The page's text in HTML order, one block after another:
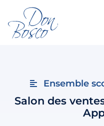
Ensemble
Salon des